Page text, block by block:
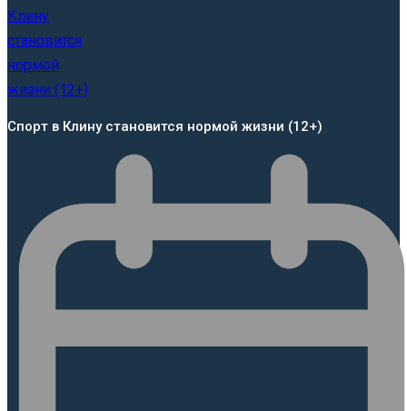
Спорт в Клину становится нормой жизни (12+)